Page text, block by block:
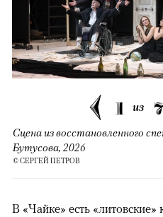
1 из
Сцена из восстановленного
Бутусова, 2026
© СЕРГЕЙ ПЕТРОВ
В «Чайке» есть